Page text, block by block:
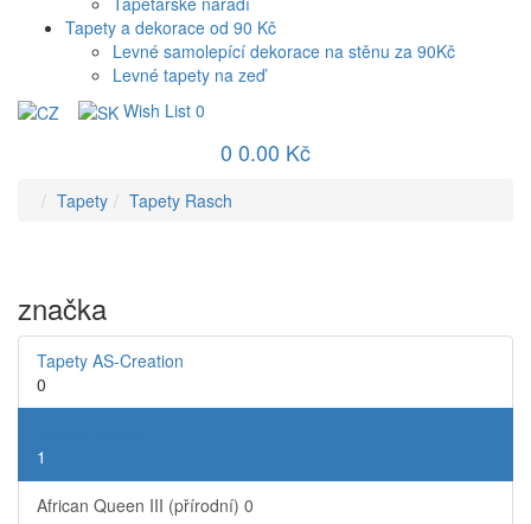
Tapety a dekorace od 90 Kč
Levné samolepící dekorace na stěnu za 90Kč
Levné tapety na zeď
Wish List 0
0 0.00 Kč
Tapety Tapety Rasch
značka
Tapety AS-Creation
0
1
African Queen III (přírodní) 0